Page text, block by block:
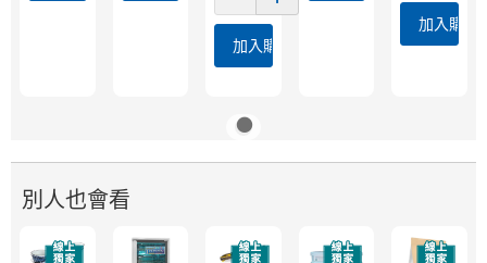
加入購物車
加入購物
別人也會看